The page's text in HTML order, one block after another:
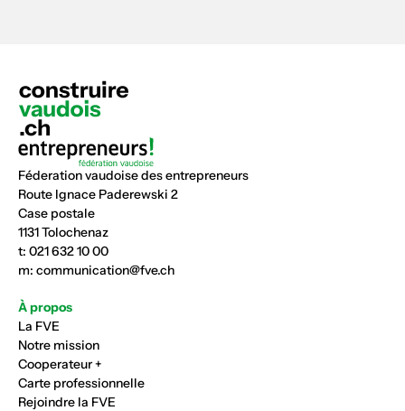
Féderation vaudoise des entrepreneurs
Route Ignace Paderewski 2
Case postale
1131 Tolochenaz
t: 021 632 10 00
m: communication@fve.ch
À propos
La FVE
Notre mission
Cooperateur +
Carte professionnelle
Rejoindre la FVE